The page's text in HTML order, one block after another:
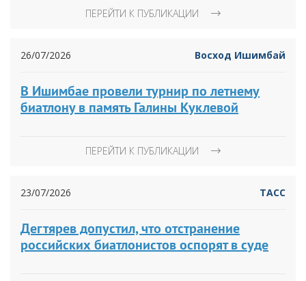
ПЕРЕЙТИ К ПУБЛИКАЦИИ
26/07/2026 Восход Ишимбай
В Ишимбае провели турнир по летнему
биатлону в память Галины Куклевой
ПЕРЕЙТИ К ПУБЛИКАЦИИ
23/07/2026 ТАСС
Дегтярев допустил, что отстранение
российских биатлонистов оспорят в суде